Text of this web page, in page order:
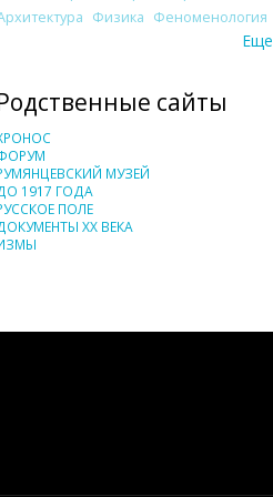
Физика Феноменология
Еще
сайты
МУЗЕЙ
1917 ГОДА
ПОЛЕ
XX ВЕКА